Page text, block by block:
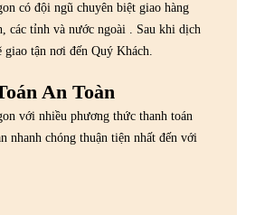
có đội ngũ chuyên biệt giao hàng
các tỉnh và nước ngoài . Sau khi dịch
giao tận nơi đến Quý Khách.
An Toàn
với nhiều phương thức thanh toán
nhanh chóng thuận tiện nhất đến với